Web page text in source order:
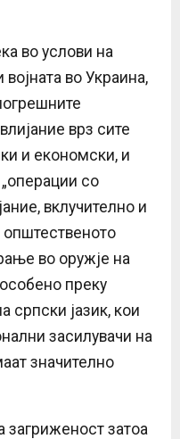
во услови на
во Украина,
врз сите
и економски, и
со
вклучително и
во оружје на
преку
српски јазик, кои
засилувачи на
значително
загриженост затоа